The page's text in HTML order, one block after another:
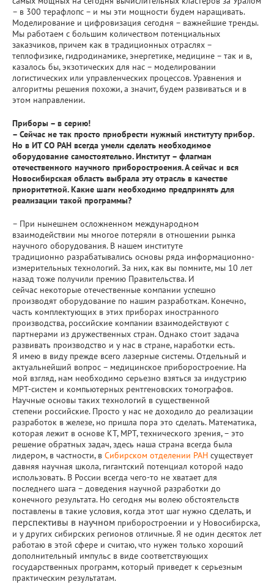
– в 300 терафлопс – и мы эти мощности будем наращивать.
Моделирование и цифровизация сегодня – важнейшие тренды.
Мы работаем с большим количеством потенциальных
заказчиков, причем как в традиционных отраслях –
теплофизике, гидродинамике, энергетике, медицине – так и в,
казалось бы, экзотических для нас – моделировании
логистических или управленческих процессов. Уравнения и
алгоритмы решения похожи, а значит, будем развиваться и в
этом направлении.
Приборы – в серию!
– Сейчас не так просто приобрести нужный институту прибор.
Но в ИТ СО РАН всегда умели сделать необходимое
оборудование самостоятельно. Институт – флагман
отечественного научного приборостроения. А сейчас и вся
Новосибирская область выбрала эту отрасль в качестве
приоритетной. Какие шаги необходимо предпринять для
реализации такой программы?
– При нынешнем осложненном международном
взаимодействии мы многое потеряли в отношении рынка
научного оборудования. В нашем институте
традиционно разрабатывались основы ряда информационно-
измерительных технологий. За них, как вы помните, мы 10 лет
назад тоже получили премию Правительства. И
сейчас некоторые отечественные компании успешно
производят оборудование по нашим разработкам. Конечно,
часть комплектующих в этих приборах иностранного
производства, российские компании взаимодействуют с
партнерами из дружественных стран. Однако стоит задача
развивать производство и у нас в стране, наработки есть.
Я имею в виду прежде всего лазерные системы. Отдельный и
актуальнейший вопрос – медицинское приборостроение. На
мой взгляд, нам необходимо серьезно взяться за индустрию
МРТ-систем и компьютерных рентгеновских томографов.
Научные основы таких технологий в существенной
степени российские. Просто у нас не доходило до реализации
разработок в железе, но пришла пора это сделать. Математика,
которая лежит в основе КТ, МРТ, технического зрения, – это
решение обратных задач, здесь наша страна всегда была
лидером, в частности, в Сибирском отделении РАН существует
давняя научная школа, гигантский потенциал которой надо
использовать. В России всегда чего-то не хватает для
последнего шага – доведения научной разработки до
конечного результата. Но сегодня мы волею обстоятельств
поставлены в такие условия, когда этот шаг нужно сделать, и
перспективы в научном приборостроении и у Новосибирска,
и у других сибирских регионов отличные. Я не один десяток лет
работаю в этой сфере и считаю, что нужен только хороший
дополнительный импульс в виде соответствующих
государственных программ, который приведет к серьезным
практическим результатам.